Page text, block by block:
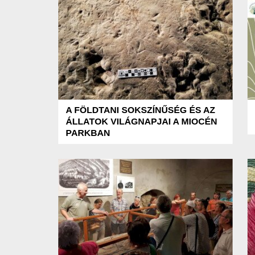
A FÖLDTANI SOKSZÍNŰSÉG ÉS AZ
ÁLLATOK VILÁGNAPJAI A MIOCÉN
PARKBAN